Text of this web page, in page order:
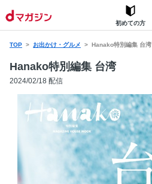
初めての方
TOP お出かけ・グルメ Hanako特別編集 台湾
Hanako特別編集 台湾
2024/02/18 配信